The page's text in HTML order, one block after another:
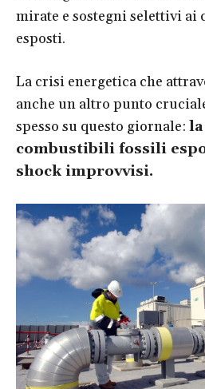
mirate e sostegni selettivi ai
esposti.
La crisi energetica che
anche un altro punto
spesso su questo giornale:
combustibili fossili
shock improvvisi.